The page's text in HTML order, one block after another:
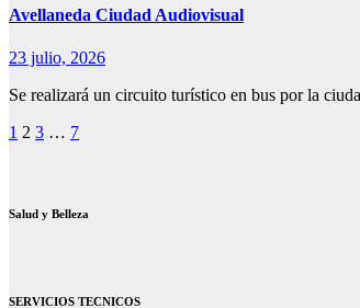
Avellaneda Ciudad Audiovisual
23 julio, 2026
Se realizará un circuito turístico en bus por la
Paginación
1 2 3 … 7
Salud y Belleza
SERVICIOS TECNICOS